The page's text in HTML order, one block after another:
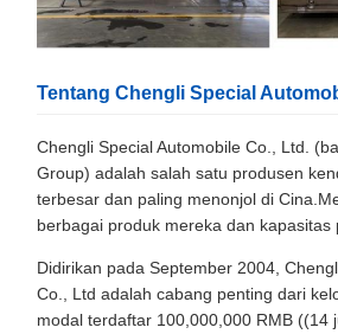
Tentang Chengli Special
Chengli Special Automobile Co., Ltd.
Group) adalah salah satu produsen
terbesar dan paling menonjol di
berbagai produk mereka dan kapasitas
Didirikan pada September 2004,
Co., Ltd adalah cabang penting dari
modal terdaftar 100,000,000 RMB ((14